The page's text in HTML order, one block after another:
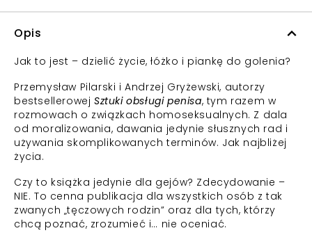
Opis
Jak to jest – dzielić życie, łóżko i piankę do golenia?
Przemysław Pilarski i Andrzej Gryżewski, autorzy
bestsellerowej Sztuki obsługi penisa, tym razem w
rozmowach o związkach homoseksualnych. Z dala
od moralizowania, dawania jedynie słusznych rad i
używania skomplikowanych terminów. Jak najbliżej
życia.
Czy to książka jedynie dla gejów? Zdecydowanie –
NIE. To cenna publikacja dla wszystkich osób z tak
zwanych „tęczowych rodzin” oraz dla tych, którzy
chcą poznać, zrozumieć i… nie oceniać.